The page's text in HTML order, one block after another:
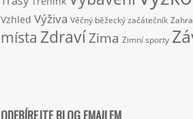
Vzhled Výživa Věčný běžecký začátečník
místa ZdravíZima Zimní sporty
ODEBÍREJTE BLOG EMAILEM